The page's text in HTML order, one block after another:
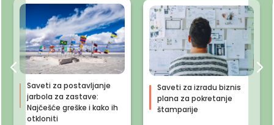
Saveti za postavljanje
jarbola za zastave:
Najčešće greške i kako ih
otkloniti
Saveti za izradu biznis
plana za pokretanje
štamparije